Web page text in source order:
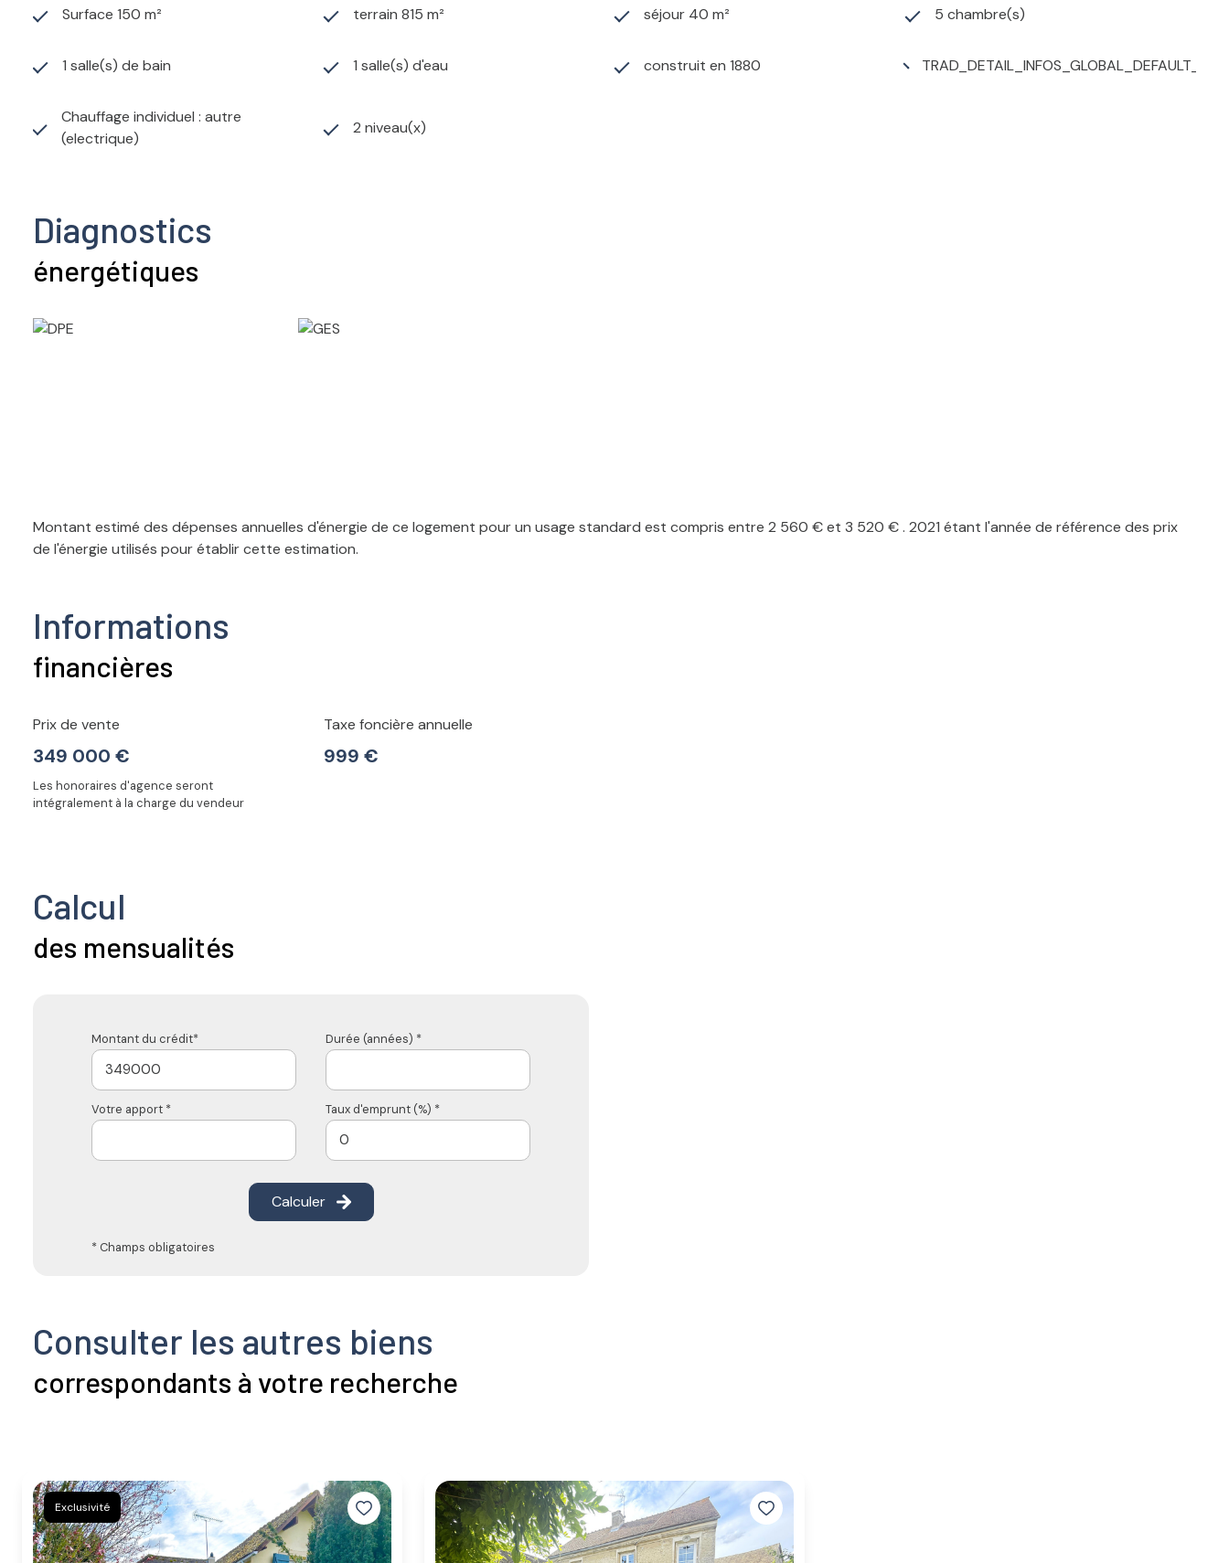
Surface 150 m² terrain 815 m² séjour 40 m² 5 chambre(s)
1 salle(s) de bain 1 salle(s) d'eau construit en 1880
Chauffage individuel : autre
(electrique)
2 niveau(x)
Diagnostics
énergétiques
Montant estimé des dépenses annuelles d'énergie de ce logement pour un usage standard est compris entre 2 560 € et 3 520 € . 2021 étant l'année de référence des prix
de l'énergie utilisés pour établir cette estimation.
Informations
financières
Prix de vente
349 000 €
Les honoraires d'agence seront
intégralement à la charge du vendeur
Taxe foncière annuelle
999 €
Calcul
des mensualités
Montant du crédit* Durée (années) *
Votre apport * Taux d'emprunt (%) *
Calculer
* Champs obligatoires
Consulter les autres biens
correspondants à votre recherche
Exclusivité